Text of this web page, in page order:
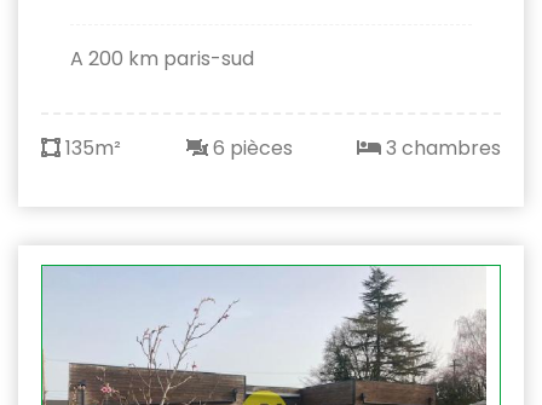
A 200 km paris-sud
135m² 6 pièces 3 chambres